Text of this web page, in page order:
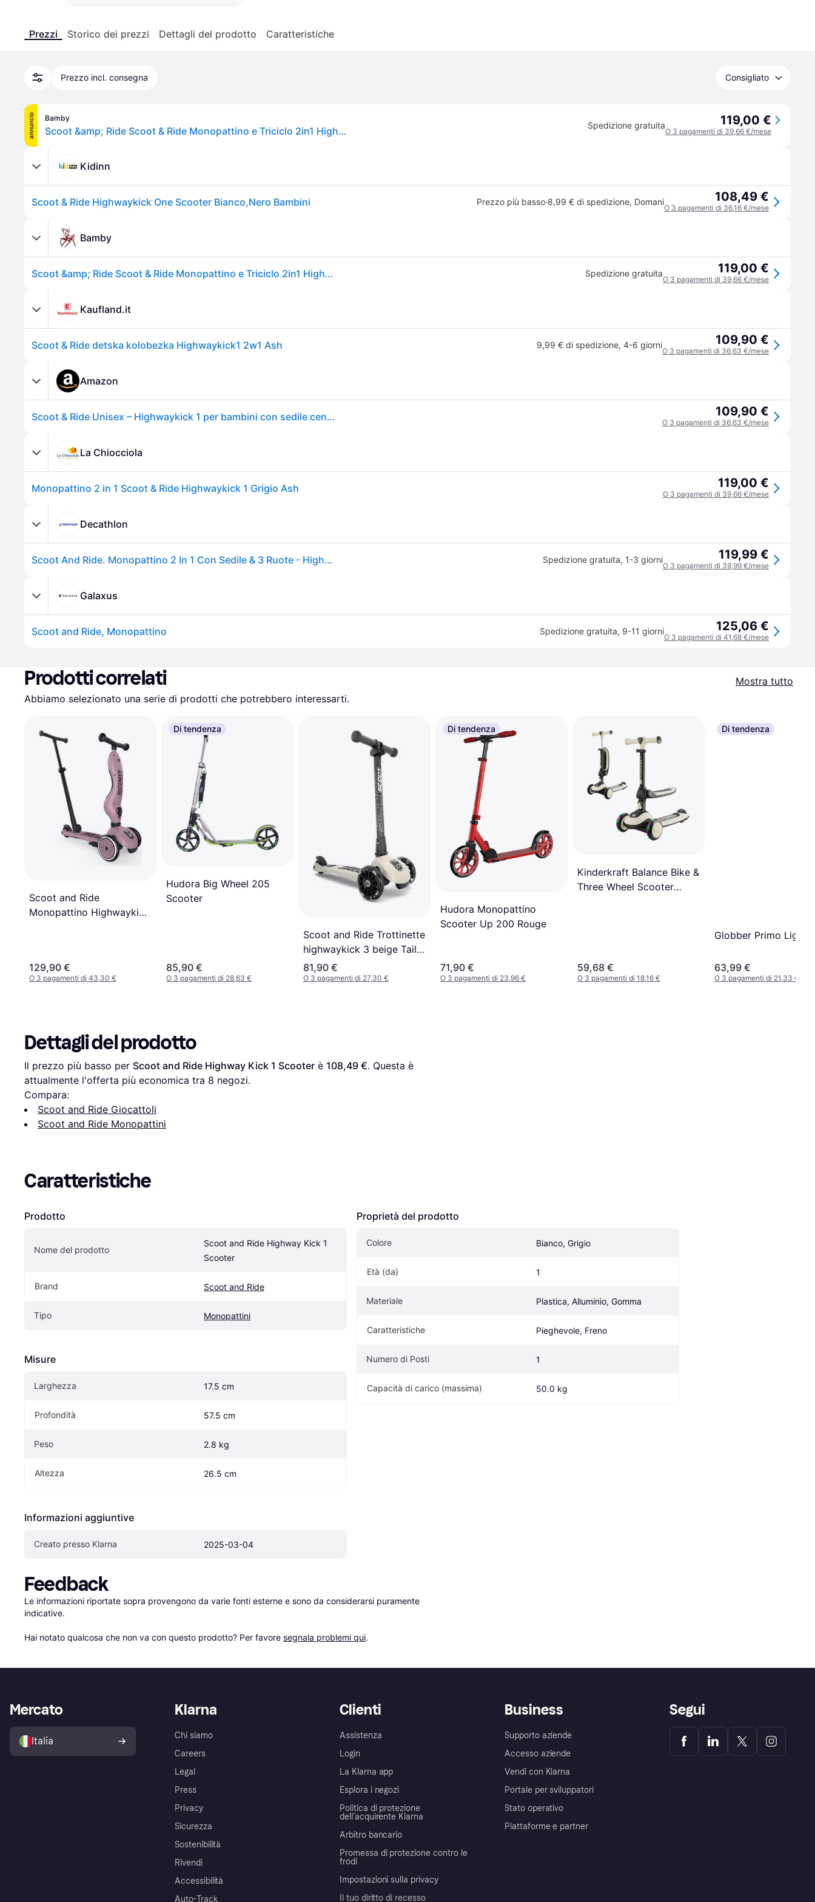
Prezzi Storico dei prezzi Dettagli del prodotto Caratteristiche
Prezzo incl. consegna Consigliato
annuncio Bamby
Scoot &amp; Ride Scoot & Ride Monopattino e Triciclo 2in1 Highwaykick 1 Ash Ash Spedizione gratuita 119,00 €
O 3 pagamenti di 39,66 €/mese
Kidinn
Scoot & Ride Highwaykick One Scooter Bianco,Nero Bambini Prezzo più basso·8,99 € di spedizione, Domani 108,49 €
O 3 pagamenti di 36,16 €/mese
Bamby
Scoot &amp; Ride Scoot & Ride Monopattino e Triciclo 2in1 Highwaykick 1 Ash Ash Spedizione gratuita 119,00 €
O 3 pagamenti di 39,66 €/mese
Kaufland.it
Scoot & Ride detska kolobezka Highwaykick1 2w1 Ash 9,99 € di spedizione, 4-6 giorni 109,90 €
O 3 pagamenti di 36,63 €/mese
Amazon
Scoot & Ride Unisex – Highwaykick 1 per bambini con sedile cenere 109,90 €
O 3 pagamenti di 36,63 €/mese
La Chiocciola
Monopattino 2 in 1 Scoot & Ride Highwaykick 1 Grigio Ash 119,00 €
O 3 pagamenti di 39,66 €/mese
Decathlon
Scoot And Ride. Monopattino 2 In 1 Con Sedile & 3 Ruote - Highwaykick 1 Cenere Monopattini Ritiro Gratis - nerogrigio - NO SIZE Spedizione gratuita, 1-3 giorni 119,99 €
O 3 pagamenti di 39,99 €/mese
Galaxus
Scoot and Ride, Monopattino Spedizione gratuita, 9-11 giorni 125,06 €
O 3 pagamenti di 41,68 €/mese
Prodotti correlati
Mostra tutto
Abbiamo selezionato una serie di prodotti che potrebbero interessarti.
Scoot and Ride
Monopattino Highwaykick
129,90 €
O 3 pagamenti di 43,30 €
Di tendenza
Hudora Big Wheel 205
Scooter
85,90 €
O 3 pagamenti di 28,63 €
Scoot and Ride Trottinette
highwaykick 3 beige Taille
Unique Beige
81,90 €
O 3 pagamenti di 27,30 €
Di tendenza
Hudora Monopattino
Scooter Up 200 Rouge
71,90 €
O 3 pagamenti di 23,96 €
Kinderkraft Balance Bike &
Three Wheel Scooter
59,68 €
O 3 pagamenti di 18,16 €
Di tendenza
Globber Primo Lights
63,99 €
O 3 pagamenti di 21,33 €
Dettagli del prodotto
Il prezzo più basso per Scoot and Ride Highway Kick 1 Scooter è 108,49 €. Questa è
attualmente l'offerta più economica tra 8 negozi.
Compara:
Scoot and Ride Giocattoli
Scoot and Ride Monopattini
Caratteristiche
Prodotto
Nome del prodotto
Scoot and Ride Highway Kick 1
Scooter
Brand Scoot and Ride
Tipo Monopattini
Misure
Larghezza 17.5 cm
Profondità 57.5 cm
Peso 2.8 kg
Altezza 26.5 cm
Informazioni aggiuntive
Creato presso Klarna 2025-03-04
Proprietà del prodotto
Colore Bianco, Grigio
Età (da) 1
Materiale Plastica, Alluminio, Gomma
Caratteristiche Pieghevole, Freno
Numero di Posti 1
Capacità di carico (massima) 50.0 kg
Feedback
Le informazioni riportate sopra provengono da varie fonti esterne e sono da considerarsi puramente
indicative.
Hai notato qualcosa che non va con questo prodotto? Per favore segnala problemi qui.
Klarna
Chi siamo
Careers
Legal
Press
Privacy
Sicurezza
Sostenibilità
Rivendi
Accessibilità
Auto-Track
Clienti
Assistenza
Login
La Klarna app
Esplora i negozi
Politica di protezione
dell'acquirente Klarna
Arbitro bancario
Promessa di protezione contro le
frodi
Impostazioni sulla privacy
Il tuo diritto di recesso
Business
Supporto aziende
Accesso aziende
Vendi con Klarna
Portale per sviluppatori
Stato operativo
Piattaforme e partner
Mercato
Italia
Segui